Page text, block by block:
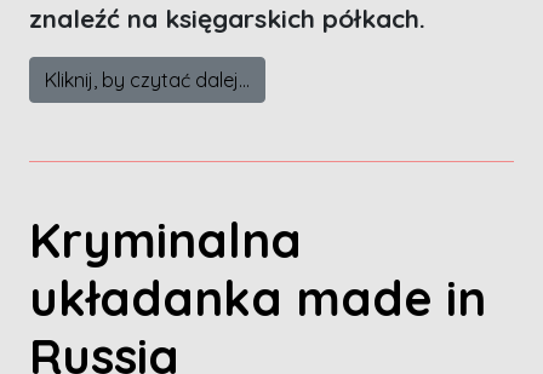
znaleźć na księgarskich półkach.
Kliknij, by czytać dalej...
Kryminalna
układanka made in
Russia